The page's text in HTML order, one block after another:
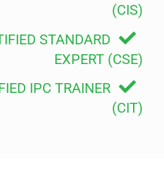
(CIS)
STANDARD
EXPERT (CSE)
IPC TRAINER
(CIT)